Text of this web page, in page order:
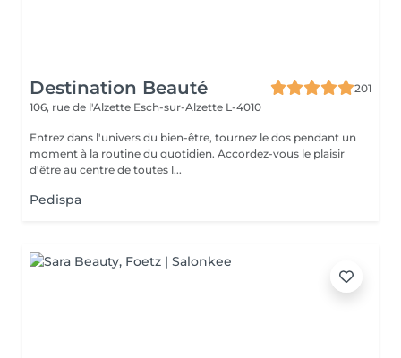
Destination Beauté
201
106, rue de l'Alzette Esch-sur-Alzette L-4010
Entrez dans l'univers du bien-être, tournez le dos pendant un
moment à la routine du quotidien. Accordez-vous le plaisir
d'être au centre de toutes l...
Pedispa